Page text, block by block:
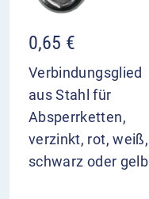
0,65 €
Verbindungsglied
aus Stahl für
Absperrketten,
verzinkt, rot, weiß,
schwarz oder gelb